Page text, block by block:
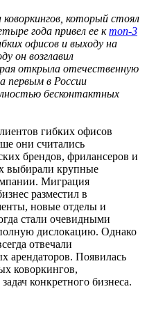
который стоял
года привел ее ктоп-3
офисов и выходу на
он возглавил
открыла отечественную
первым в России
бесконтактных
гибких офисов
они считались
брендов, фрилансеров и
выбирали крупные
Миграция
разместил в
новые отделы и
стали очевидными
дислокацию. Однако
отвечали
арендаторов. Появилась
коворкингов,
конкретного бизнеса.